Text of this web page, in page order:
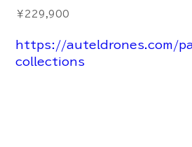
価
格
￥229,900
https://auteldrones.com/
collections